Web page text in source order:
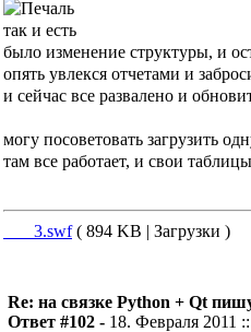
так и есть
было изменение структуры, и
опять увлекся отчетами и
и сейчас все развалено и
могу посоветовать загрузить
там все работает, и свои
___3.swf( 894 KB | Загрузки )
Re: на связке Python + Qt
Ответ #102 - 18. Февраля 2011